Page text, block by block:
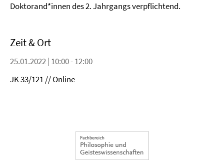
Doktorand*innen des 2. Jahrgangs verpflichtend.
Zeit & Ort
25.01.2022 | 10:00 - 12:00
JK 33/121 // Online